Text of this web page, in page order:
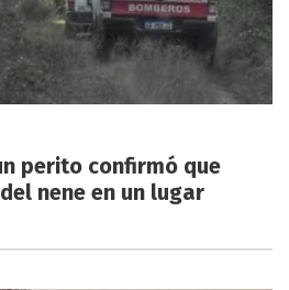
perito confirmó que
nene en un lugar